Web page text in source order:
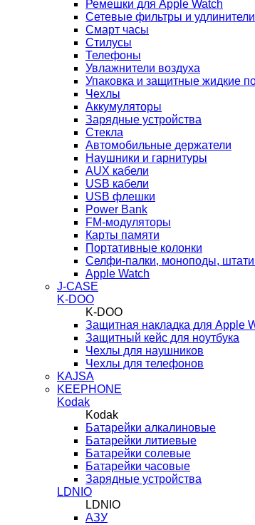
Ремешки для Apple Watch
Сетевые фильтры и удлинители
Смарт часы
Стилусы
Телефоны
Увлажнители воздуха
Упаковка и защитные жидкие
Чехлы
Аккумуляторы
Зарядные устройства
Стекла
Автомобильные держатели
Наушники и гарнитуры
AUX кабели
USB кабели
USB флешки
Power Bank
FM-модуляторы
Карты памяти
Портативные колонки
Селфи-палки, моноподы,
Apple Watch
J-CASE
K-DOO
K-DOO
Защитная накладка для Apple
Защитный кейс для ноутбука
Чехлы для наушников
Чехлы для телефонов
KAJSA
KEEPHONE
Kodak
Kodak
Батарейки алкалиновые
Батарейки литиевые
Батарейки солевые
Батарейки часовые
Зарядные устройства
LDNIO
LDNIO
АЗУ